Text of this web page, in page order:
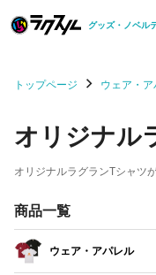
グッズ・ノベル
トップページ ウェア・
オリジナル
オリジナルラグランTシャツ
商品一覧
ウェア・アパレル